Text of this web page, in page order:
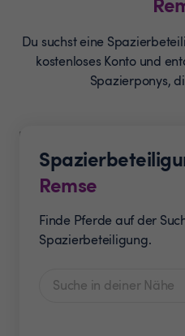
Du suchst eine
kostenloses Konto und
Spazierponys,
Remse
Finde Pferde auf der
Spazierbeteiligung.